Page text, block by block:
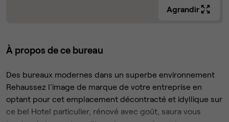
Agrandir
À propos de ce bureau
Des bureaux modernes dans un superbe environnement
Rehaussez l'image de marque de votre entreprise en
optant pour cet emplacement décontracté et idyllique sur
ce bel Hotel particulier, rénové avec goût, saura vous